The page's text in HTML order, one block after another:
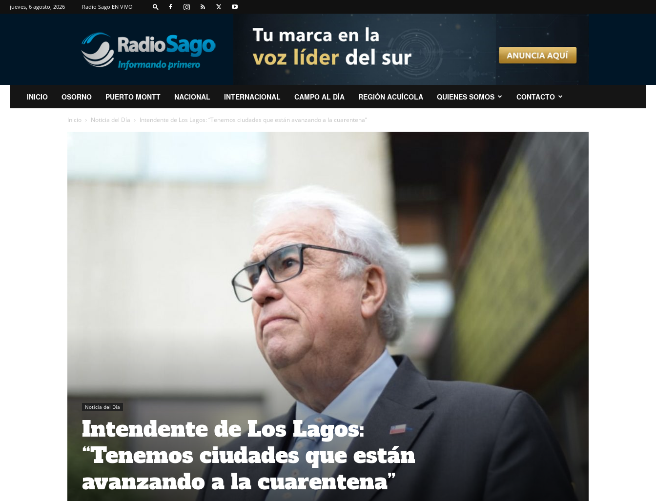
jueves, 6 agosto, 2026 Radio Sago EN VIVO
RadioSago
INICIO OSORNO PUERTO MONTT NACIONAL INTERNACIONAL CAMPO AL DÍA REGIÓN ACUÍCOLA QUIENES SOMOS CONTACTO
Inicio Noticia del Día Intendente de Los Lagos: “Tenemos ciudades que están avanzando a la cuarentena”
Noticia del Día
Intendente de Los Lagos:
“Tenemos ciudades que están
avanzando a la cuarentena”